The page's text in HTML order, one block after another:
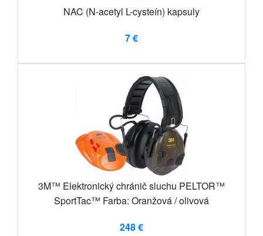
NAC (N-acetyl L-cysteín) kapsuly
7 €
3M™ Elektronický chránič sluchu PELTOR™
SportTac™ Farba: Oranžová / olivová
248 €